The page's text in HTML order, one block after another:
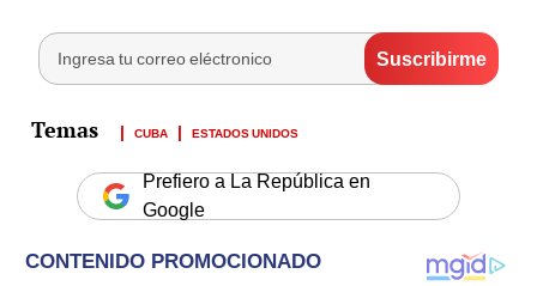
CUBA ESTADOS UNIDOS
Prefiero a La República en
Google